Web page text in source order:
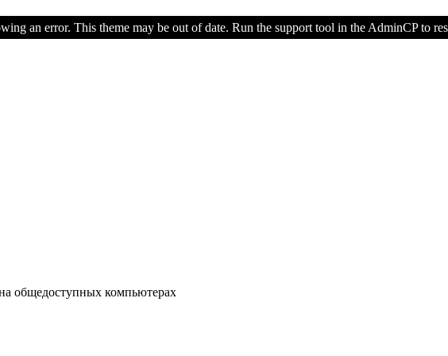
an error. This theme may be out of date. Run the support tool in the AdminCP to
общедоступных компьютерах